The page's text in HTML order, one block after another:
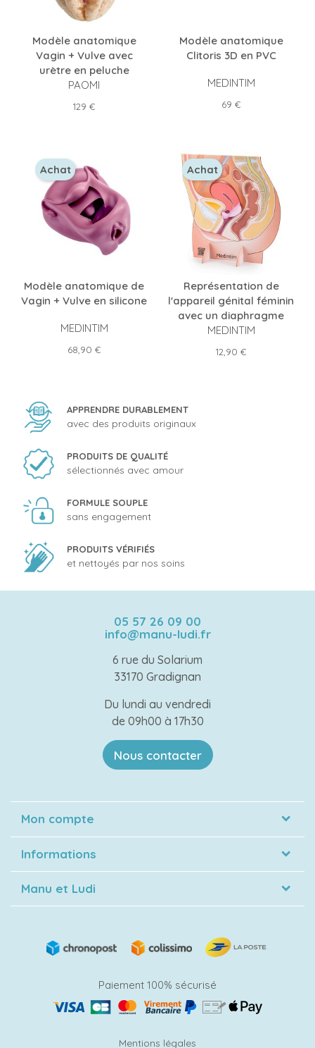
Modèle anatomique
Vagin + Vulve avec
urètre en peluche
PAOMI
Prix
129 €
Modèle anatomique
Clitoris 3D en PVC
MEDINTIM
Prix
69 €
Modèle anatomique de
Vagin + Vulve en silicone
MEDINTIM
Prix
68,90 €
Achat
Représentation de
l'appareil génital féminin
avec un diaphragme
MEDINTIM
Prix
12,90 €
Achat
APPRENDRE DURABLEMENT
avec des produits originaux
PRODUITS DE QUALITÉ
sélectionnés avec amour
FORMULE SOUPLE
sans engagement
PRODUITS VÉRIFIÉS
et nettoyés par nos soins
05 57 26 09 00
info@manu-ludi.fr
6 rue du Solarium
33170 Gradignan
Du lundi au vendredi
de 09h00 à 17h30
Nous contacter
Mon compte
Informations
Manu et Ludi
Paiement 100% sécurisé
Mentions légales